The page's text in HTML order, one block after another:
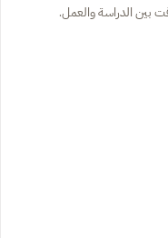
بين الدراسة والعمل.